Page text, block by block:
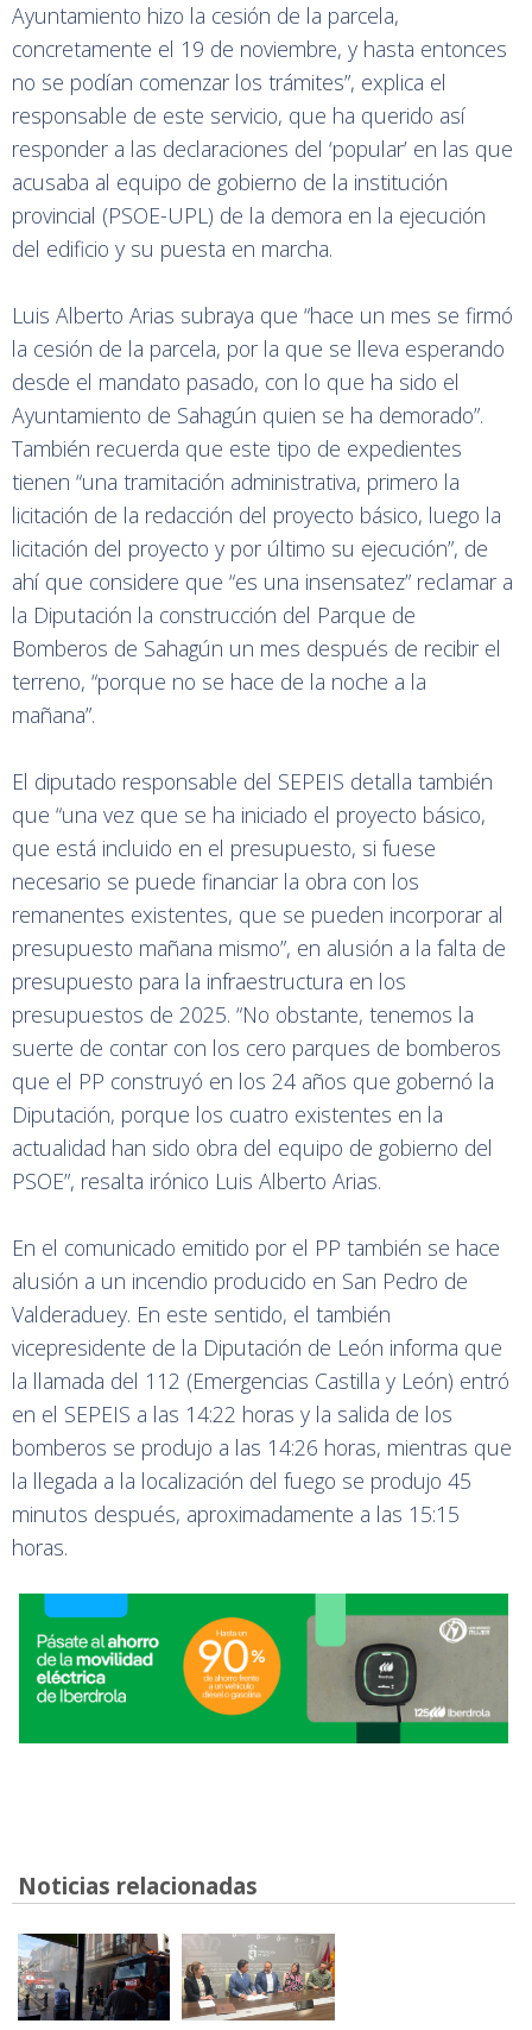
Ayuntamiento hizo la cesión de la parcela,
concretamente el 19 de noviembre, y hasta entonces
no se podían comenzar los trámites”, explica el
responsable de este servicio, que ha querido así
responder a las declaraciones del ‘popular’ en las que
acusaba al equipo de gobierno de la institución
provincial (PSOE-UPL) de la demora en la ejecución
del edificio y su puesta en marcha.
Luis Alberto Arias subraya que “hace un mes se firmó
la cesión de la parcela, por la que se lleva esperando
desde el mandato pasado, con lo que ha sido el
Ayuntamiento de Sahagún quien se ha demorado”.
También recuerda que este tipo de expedientes
tienen “una tramitación administrativa, primero la
licitación de la redacción del proyecto básico, luego la
licitación del proyecto y por último su ejecución”, de
ahí que considere que “es una insensatez” reclamar a
la Diputación la construcción del Parque de
Bomberos de Sahagún un mes después de recibir el
terreno, “porque no se hace de la noche a la
mañana”.
El diputado responsable del SEPEIS detalla también
que “una vez que se ha iniciado el proyecto básico,
que está incluido en el presupuesto, si fuese
necesario se puede financiar la obra con los
remanentes existentes, que se pueden incorporar al
presupuesto mañana mismo”, en alusión a la falta de
presupuesto para la infraestructura en los
presupuestos de 2025. “No obstante, tenemos la
suerte de contar con los cero parques de bomberos
que el PP construyó en los 24 años que gobernó la
Diputación, porque los cuatro existentes en la
actualidad han sido obra del equipo de gobierno del
PSOE”, resalta irónico Luis Alberto Arias.
En el comunicado emitido por el PP también se hace
alusión a un incendio producido en San Pedro de
Valderaduey. En este sentido, el también
vicepresidente de la Diputación de León informa que
la llamada del 112 (Emergencias Castilla y León) entró
en el SEPEIS a las 14:22 horas y la salida de los
bomberos se produjo a las 14:26 horas, mientras que
la llegada a la localización del fuego se produjo 45
minutos después, aproximadamente a las 15:15
horas.
Noticias relacionadas